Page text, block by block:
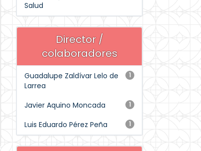
Salud
Director /
colaboradores
1
Guadalupe Zaldívar Lelo de
Larrea
1
Javier Aquino Moncada
1
Luis Eduardo Pérez Peña